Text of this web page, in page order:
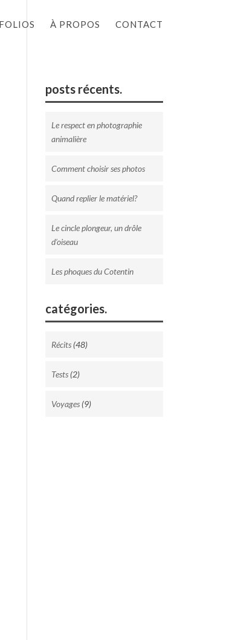
À PROPOS CONTACT
posts récents.
Le respect en photographie
animalière
Comment choisir ses photos
Quand replier le matériel?
Le cincle plongeur, un drôle
d’oiseau
Les phoques du Cotentin
catégories.
Récits (48)
Tests (2)
Voyages (9)